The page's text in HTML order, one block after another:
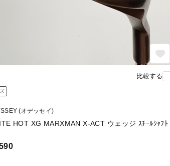
比較する
(オデッセイ)
HOT XG MARXMAN X-ACT ウェッジ ｽﾁｰﾙｼｬﾌﾄ